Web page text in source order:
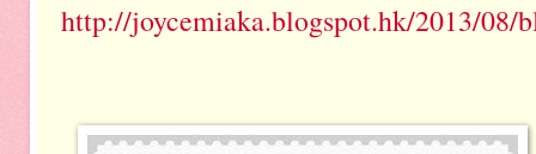
http://joycemiaka.blogspot.hk/2013/08/